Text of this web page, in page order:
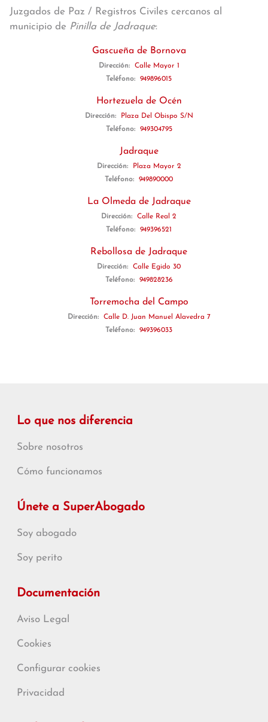
Juzgados de Paz / Registros Civiles cercanos al
municipio de Pinilla de Jadraque:
Gascueña de Bornova
Dirección:
Calle Mayor 1
Teléfono:
949896015
Hortezuela de Océn
Dirección:
Plaza Del Obispo S/N
Teléfono:
949304795
Jadraque
Dirección:
Plaza Mayor 2
Teléfono:
949890000
La Olmeda de Jadraque
Dirección:
Calle Real 2
Teléfono:
949396521
Rebollosa de Jadraque
Dirección:
Calle Egido 30
Teléfono:
949828236
Torremocha del Campo
Dirección:
Calle D. Juan Manuel Alavedra 7
Teléfono:
949396033
Lo que nos diferencia
Sobre nosotros
Cómo funcionamos
Únete a SuperAbogado
Soy abogado
Soy perito
Documentación
Aviso Legal
Cookies
Configurar cookies
Privacidad